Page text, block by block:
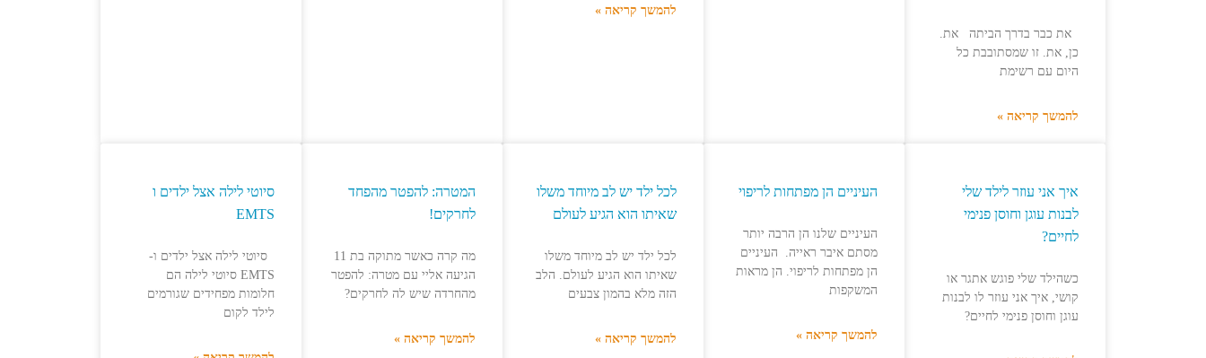
את כבר בדרך הביתה את.
כן, את. זו שמסתובבת כל
היום עם רשימת
להמשך קריאה »
להמשך קריאה »
איך אני עוזר לילד שלי
לבנות עוגן וחוסן פנימי
לחיים?
כשהילד שלי פוגש אתגר או
קושי, איך אני עוזר לו לבנות
עוגן וחוסן פנימי לחיים?
העיניים הן מפתחות לריפוי
העיניים שלנו הן הרבה יותר
מסתם איבר ראייה. העיניים
הן מפתחות לריפוי. הן מראות
המשקפות
להמשך קריאה »
לכל ילד יש לב מיוחד משלו
שאיתו הוא הגיע לעולם
לכל ילד יש לב מיוחד משלו
שאיתו הוא הגיע לעולם. הלב
הזה מלא בהמון צבעים
להמשך קריאה »
המטרה: להפטר מהפחד
לחרקים!
מה קרה כאשר מתוקה בת 11
הגיעה אליי עם מטרה: להפטר
מהחרדה שיש לה לחרקים?
להמשך קריאה »
סיוטי לילה אצל ילדים ו
EMTS
סיוטי לילה אצל ילדים ו-
EMTS סיוטי לילה הם
חלומות מפחידים שגורמים
לילד לקום